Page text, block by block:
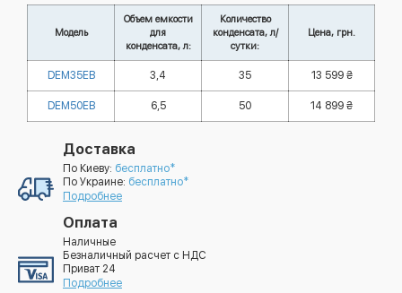
Модель
Объем емкости
для
конденсата, л:
Количество
конденсата, л/
сутки:
Цена, грн.
DEM35EB 3,4 35 13 599 ₴
DEM50EB 6,5 50 14 899 ₴
Доставка
По Киеву: бесплатно*
По Украине: бесплатно*
Подробнее
Оплата
Наличные
Безналичный расчет с НДС
Приват 24
Подробнее